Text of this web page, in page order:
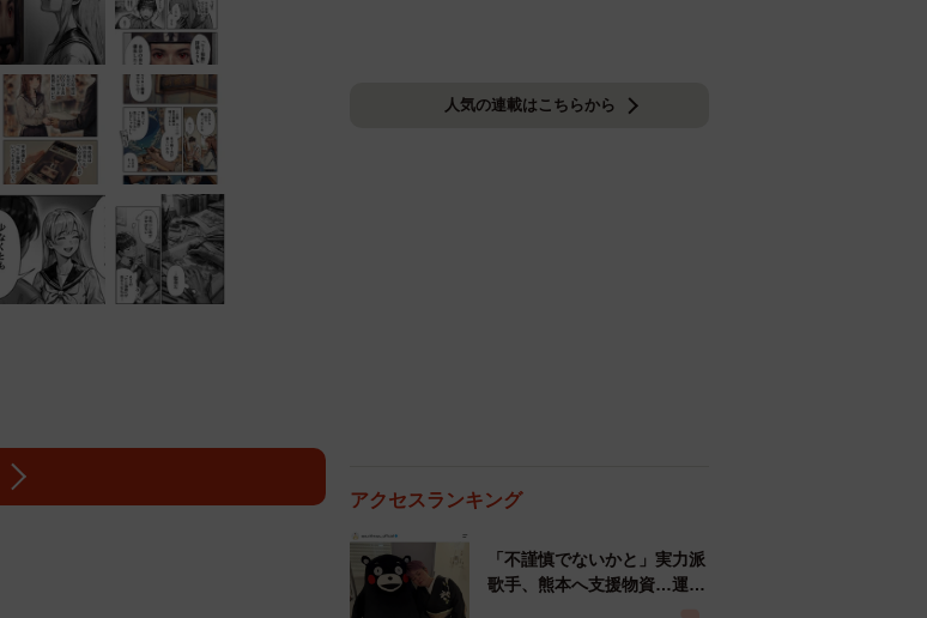
人気の連載はこちらから
アクセスランキング
「不謹慎でないかと」実力派
歌手、熊本へ支援物資…運搬